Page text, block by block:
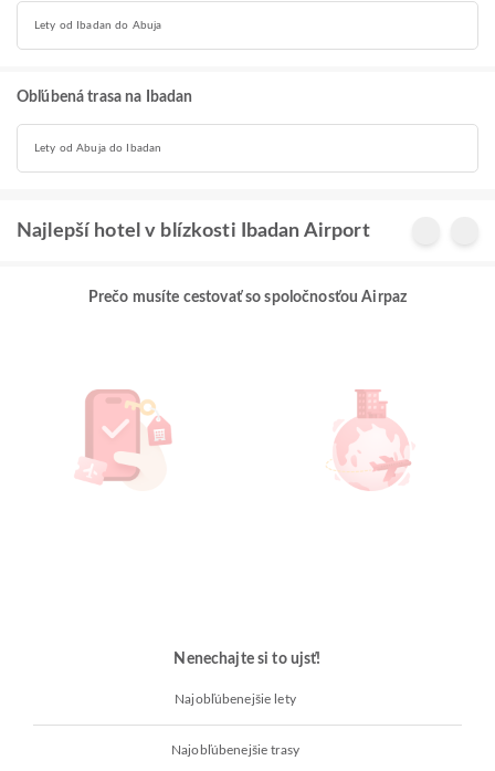
Lety od Ibadan do Abuja
Obľúbená trasa na Ibadan
Lety od Abuja do Ibadan
Najlepší hotel v blízkosti Ibadan Airport
Prečo musíte cestovať so spoločnosťou Airpaz
Nenechajte si to ujsť!
Najobľúbenejšie lety
Najobľúbenejšie trasy